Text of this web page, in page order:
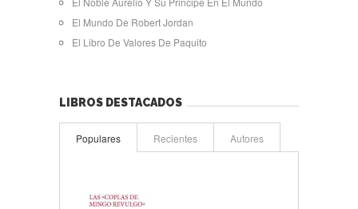
El Mundo De Robert Jordan
El Libro De Valores De Paquito
LIBROS DESTACADOS
Populares Recientes Autores